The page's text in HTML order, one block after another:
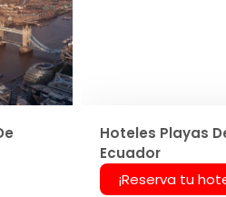
Hoteles Playas
Ecuador
¡Reserva tu